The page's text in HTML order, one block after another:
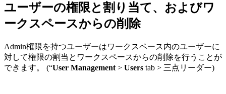
ユーザーの権限と割り当て、およびワ
ークスペースからの削除
Admin権限を持つユーザーはワークスペース内のユーザーに
対して権限の割当とワークスペースからの削除を行うことが
できます。 (“User Management > Users tab > 三点リーダー)